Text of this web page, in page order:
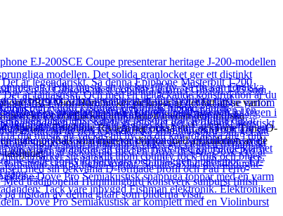
PRO Mini Humbucker pickuper är det lätt att se varför
perfekt för obefläckad artikulation medan den indiska
spelar. Epiphone Riviera har också ett LockTone Tune-O-
mahognyhals som injicerar din ton med artikulation av de
talsljudet.